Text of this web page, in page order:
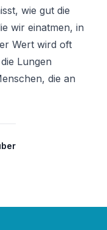
wie gut die
wir einatmen, in
Wert wird oft
Lungen
die an